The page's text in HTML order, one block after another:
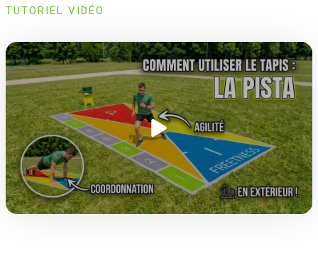
TUTORIEL VIDÉO